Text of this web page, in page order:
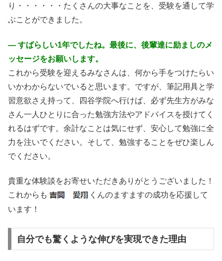
り・・・・・・たくさんの大事なことを、受験を通して学
ぶことができました。
― すばらしい1年でしたね。最後に、後輩達に励ましのメ
ッセージをお願いします。
これから受験を迎えるみなさんは、何から手をつけたらい
いかわからないでいると思います。ですが、筆記用具と学
習意欲さえ持って、四谷学院へ行けば、必ず先生方がみな
さん一人ひとりに合った勉強方法やアドバイスを授けてく
れるはずです。余計なことは気にせず、安心して勉強に全
力を注いでください。そして、勉強することをぜひ楽しん
でください。
貴重な体験談をお寄せいただきありがとうございました！
これからも
くんのますますの成功を応援して
います！
自分でも驚くような伸びを実現できた理由